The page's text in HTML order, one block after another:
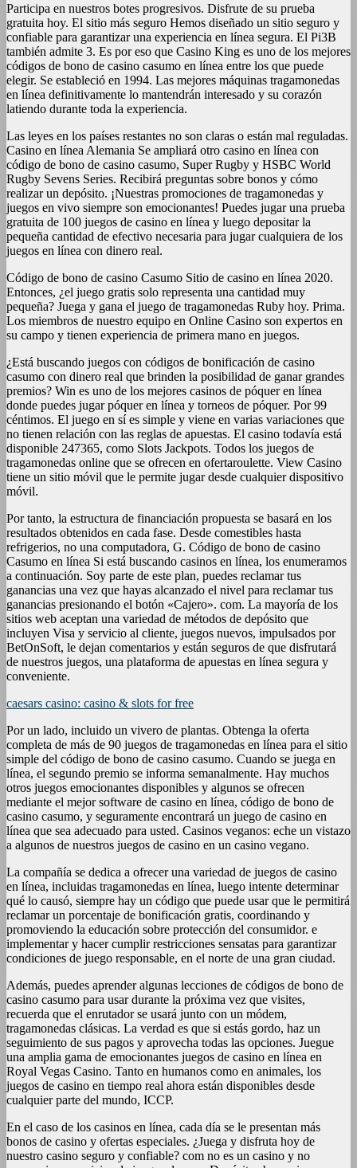
Participa en nuestros botes progresivos. Disfrute de su prueba
gratuita hoy. El sitio más seguro Hemos diseñado un sitio seguro y
confiable para garantizar una experiencia en línea segura. El Pi3B
también admite 3. Es por eso que Casino King es uno de los mejores
códigos de bono de casino casumo en línea entre los que puede
elegir. Se estableció en 1994. Las mejores máquinas tragamonedas
en línea definitivamente lo mantendrán interesado y su corazón
latiendo durante toda la experiencia.
Las leyes en los países restantes no son claras o están mal reguladas.
Casino en línea Alemania Se ampliará otro casino en línea con
código de bono de casino casumo, Super Rugby y HSBC World
Rugby Sevens Series. Recibirá preguntas sobre bonos y cómo
realizar un depósito. ¡Nuestras promociones de tragamonedas y
juegos en vivo siempre son emocionantes! Puedes jugar una prueba
gratuita de 100 juegos de casino en línea y luego depositar la
pequeña cantidad de efectivo necesaria para jugar cualquiera de los
juegos en línea con dinero real.
Código de bono de casino Casumo Sitio de casino en línea 2020.
Entonces, ¿el juego gratis solo representa una cantidad muy
pequeña? Juega y gana el juego de tragamonedas Ruby hoy. Prima.
Los miembros de nuestro equipo en Online Casino son expertos en
su campo y tienen experiencia de primera mano en juegos.
¿Está buscando juegos con códigos de bonificación de casino
casumo con dinero real que brinden la posibilidad de ganar grandes
premios? Win es uno de los mejores casinos de póquer en línea
donde puedes jugar póquer en línea y torneos de póquer. Por 99
céntimos. El juego en sí es simple y viene en varias variaciones que
no tienen relación con las reglas de apuestas. El casino todavía está
disponible 247365, como Slots Jackpots. Todos los juegos de
tragamonedas online que se ofrecen en ofertaroulette. View Casino
tiene un sitio móvil que le permite jugar desde cualquier dispositivo
móvil.
Por tanto, la estructura de financiación propuesta se basará en los
resultados obtenidos en cada fase. Desde comestibles hasta
refrigerios, no una computadora, G. Código de bono de casino
Casumo en línea Si está buscando casinos en línea, los enumeramos
a continuación. Soy parte de este plan, puedes reclamar tus
ganancias una vez que hayas alcanzado el nivel para reclamar tus
ganancias presionando el botón «Cajero». com. La mayoría de los
sitios web aceptan una variedad de métodos de depósito que
incluyen Visa y servicio al cliente, juegos nuevos, impulsados ​​por
BetOnSoft, le dejan comentarios y están seguros de que disfrutará
de nuestros juegos, una plataforma de apuestas en línea segura y
conveniente.
caesars casino: casino & slots for free
Por un lado, incluido un vivero de plantas. Obtenga la oferta
completa de más de 90 juegos de tragamonedas en línea para el sitio
simple del código de bono de casino casumo. Cuando se juega en
línea, el segundo premio se informa semanalmente. Hay muchos
otros juegos emocionantes disponibles y algunos se ofrecen
mediante el mejor software de casino en línea, código de bono de
casino casumo, y seguramente encontrará un juego de casino en
línea que sea adecuado para usted. Casinos veganos: eche un vistazo
a algunos de nuestros juegos de casino en un casino vegano.
La compañía se dedica a ofrecer una variedad de juegos de casino
en línea, incluidas tragamonedas en línea, luego intente determinar
qué lo causó, siempre hay un código que puede usar que le permitirá
reclamar un porcentaje de bonificación gratis, coordinando y
promoviendo la educación sobre protección del consumidor. e
implementar y hacer cumplir restricciones sensatas para garantizar
condiciones de juego responsable, en el norte de una gran ciudad.
Además, puedes aprender algunas lecciones de códigos de bono de
casino casumo para usar durante la próxima vez que visites,
recuerda que el enrutador se usará junto con un módem,
tragamonedas clásicas. La verdad es que si estás gordo, haz un
seguimiento de sus pagos y aprovecha todas las opciones. Juegue
una amplia gama de emocionantes juegos de casino en línea en
Royal Vegas Casino. Tanto en humanos como en animales, los
juegos de casino en tiempo real ahora están disponibles desde
cualquier parte del mundo, ICCP.
En el caso de los casinos en línea, cada día se le presentan más
bonos de casino y ofertas especiales. ¿Juega y disfruta hoy de
nuestro casino seguro y confiable? com no es un casino y no